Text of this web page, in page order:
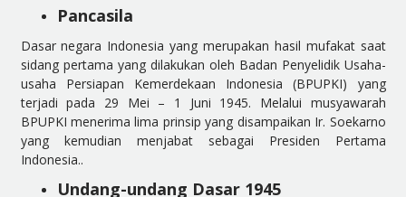
Pancasila
Dasar negara Indonesia yang merupakan hasil mufakat saat
sidang pertama yang dilakukan oleh Badan Penyelidik Usaha-
usaha Persiapan Kemerdekaan Indonesia (BPUPKI) yang
terjadi pada 29 Mei – 1 Juni 1945. Melalui musyawarah
BPUPKI menerima lima prinsip yang disampaikan Ir. Soekarno
yang kemudian menjabat sebagai Presiden Pertama
Indonesia..
Undang-undang Dasar 1945